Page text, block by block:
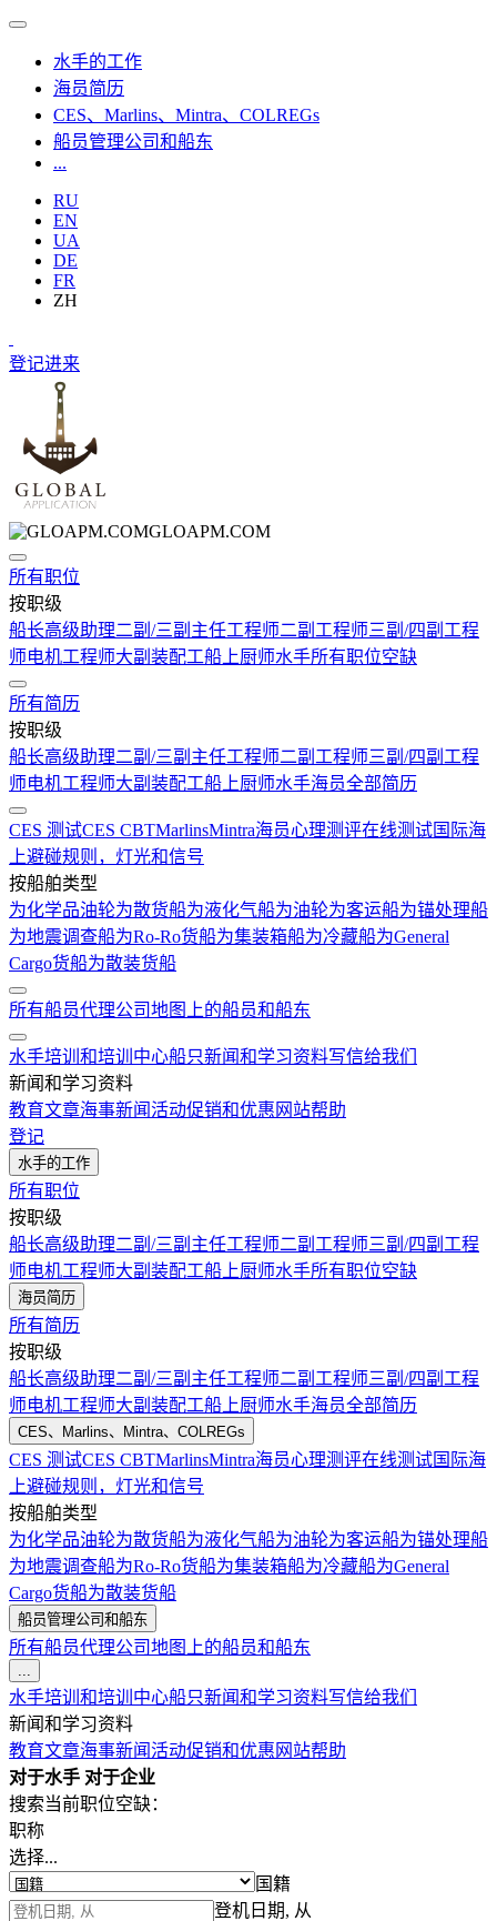
水手的工作
海员简历
CES、Marlins、Mintra、COLREGs
船员管理公司和船东
...
RU
EN
UA
DE
FR
ZH
登记进来
GLOAPM.COM
所有职位
按职级
船长高级助理二副/三副 主任工程师二副工程师三副/四副工程
师电机工程师大副 装配工船上厨师水手所有职位空缺
所有简历
按职级
船长高级助理二副/三副 主任工程师二副工程师三副/四副工程
师电机工程师大副 装配工船上厨师水手海员全部简历
CES 测试CES CBTMarlinsMintra海员心理测评在线测试国际海
上避碰规则，灯光和信号
按船舶类型
为化学品油轮为散货船为液化气船为油轮为客运船为锚处理船
为地震调查船为Ro-Ro货船为集装箱船为冷藏船为General
Cargo货船为散装货船
所有船员代理公司地图上的船员和船东
水手培训和培训中心船只新闻和学习资料写信给我们
新闻和学习资料
教育文章海事新闻活动促销和优惠 网站帮助
登记
水手的工作
所有职位
按职级
船长高级助理二副/三副 主任工程师二副工程师三副/四副工程
师电机工程师大副 装配工船上厨师水手所有职位空缺
海员简历
所有简历
按职级
船长高级助理二副/三副 主任工程师二副工程师三副/四副工程
师电机工程师大副 装配工船上厨师水手海员全部简历
CES、Marlins、Mintra、COLREGs
CES 测试CES CBTMarlinsMintra海员心理测评在线测试国际海
上避碰规则，灯光和信号
按船舶类型
为化学品油轮为散货船为液化气船为油轮为客运船为锚处理船
为地震调查船为Ro-Ro货船为集装箱船为冷藏船为General
Cargo货船为散装货船
船员管理公司和船东
所有船员代理公司地图上的船员和船东
...
水手培训和培训中心船只新闻和学习资料写信给我们
新闻和学习资料
教育文章海事新闻活动促销和优惠 网站帮助
对于水手 对于企业
搜索当前职位空缺：
职称
选择...
国籍
登机日期, 从